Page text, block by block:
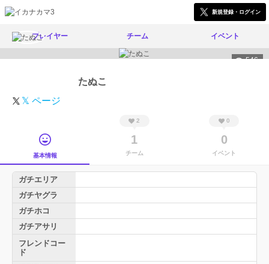
新規登録・ログイン
プレイヤー チーム イベント
546
たぬこ
𝕏 ページ
基本情報
2
1
チーム
0
0
イベント
ガチエリア
ガチヤグラ
ガチホコ
ガチアサリ
フレンドコー
ド